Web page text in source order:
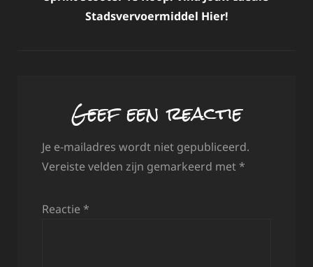
Stadsvervoermiddel Hier!
Geef een reactie
Je e-mailadres wordt niet gepubliceerd.
Vereiste velden zijn gemarkeerd met *
Reactie *